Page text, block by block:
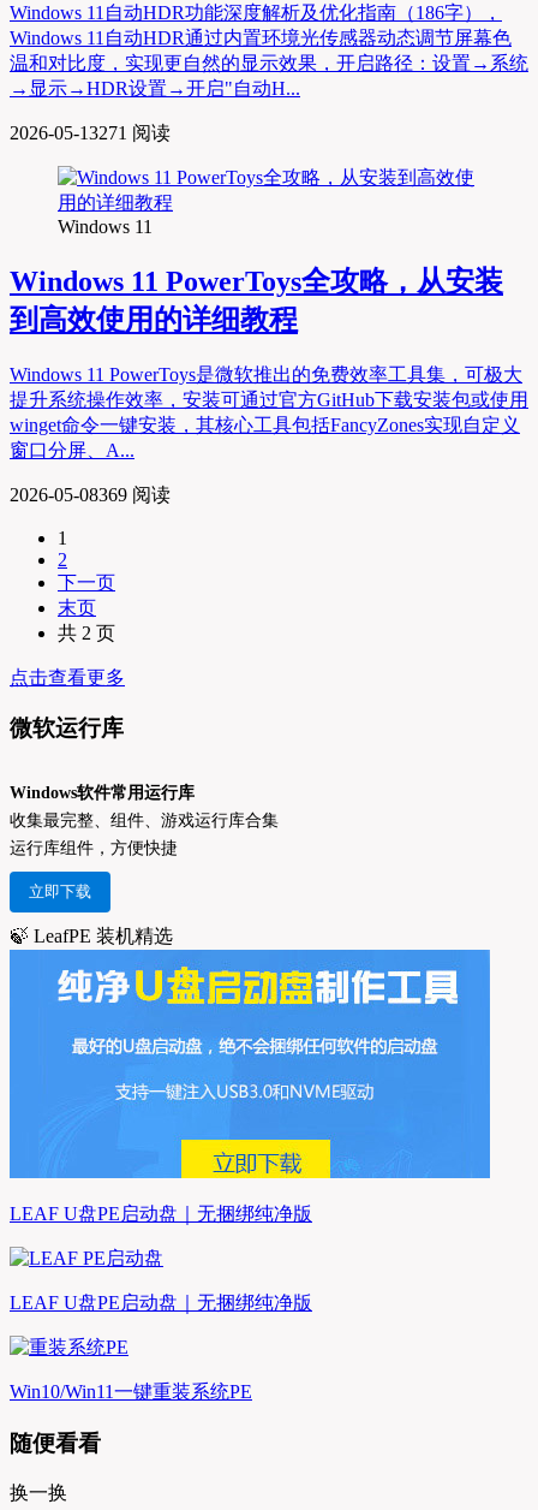
Windows 11自动HDR功能深度解析及优化指南（186字），
Windows 11自动HDR通过内置环境光传感器动态调节屏幕色
温和对比度，实现更自然的显示效果，开启路径：设置→系统
→显示→HDR设置→开启"自动H...
2026-05-13271 阅读
Windows 11
Windows 11 PowerToys全攻略，从安装
到高效使用的详细教程
Windows 11 PowerToys是微软推出的免费效率工具集，可极大
提升系统操作效率，安装可通过官方GitHub下载安装包或使用
winget命令一键安装，其核心工具包括FancyZones实现自定义
窗口分屏、A...
2026-05-08369 阅读
1
2
下一页
末页
共 2 页
点击查看更多
微软运行库
Windows软件常用运行库
收集最完整、组件、游戏运行库合集
运行库组件，方便快捷
立即下载
🍃 LeafPE 装机精选
LEAF U盘PE启动盘｜无捆绑纯净版
LEAF U盘PE启动盘｜无捆绑纯净版
Win10/Win11一键重装系统PE
随便看看
换一换